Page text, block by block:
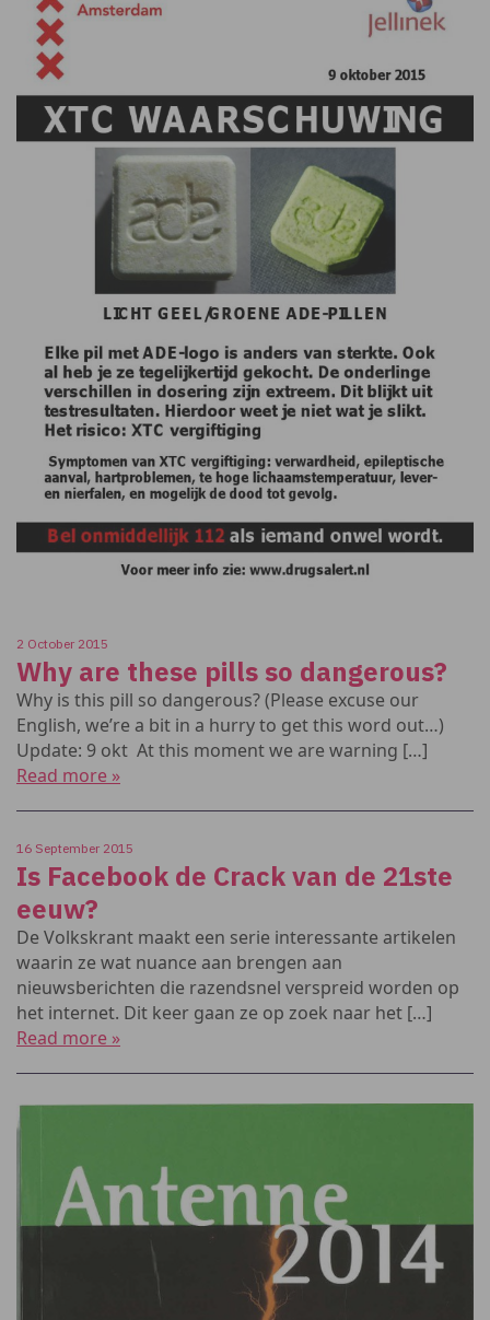
2 October 2015
Why are these pills so dangerous?
Why is this pill so dangerous? (Please excuse our
English, we’re a bit in a hurry to get this word out…)
Update: 9 okt At this moment we are warning […]
Read more »
16 September 2015
Is Facebook de Crack van de 21ste
eeuw?
De Volkskrant maakt een serie interessante artikelen
waarin ze wat nuance aan brengen aan
nieuwsberichten die razendsnel verspreid worden op
het internet. Dit keer gaan ze op zoek naar het […]
Read more »